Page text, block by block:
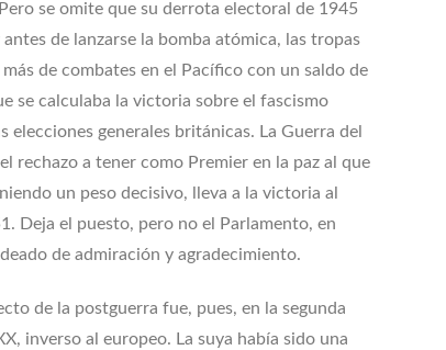
se omite que su derrota electoral de 1945
de lanzarse la bomba atómica, las tropas
de combates en el Pacífico con un saldo de
se calculaba la victoria sobre el fascismo
generales británicas. La Guerra del
rechazo a tener como Premier en la paz al que
un peso decisivo, lleva a la victoria al
Deja el puesto, pero no el Parlamento, en
de admiración y agradecimiento.
de la postguerra fue, pues, en la segunda
inverso al europeo. La suya había sido una